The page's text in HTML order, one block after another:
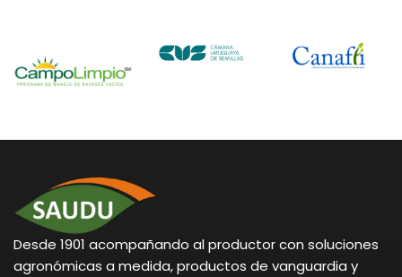
Desde 1901 acompañando al productor con soluciones
agronómicas a medida, productos de vanguardia y